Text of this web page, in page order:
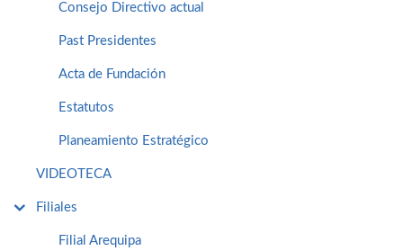
Consejo Directivo actual
Past Presidentes
Acta de Fundación
Estatutos
Planeamiento Estratégico
VIDEOTECA
Filiales
Filial Arequipa